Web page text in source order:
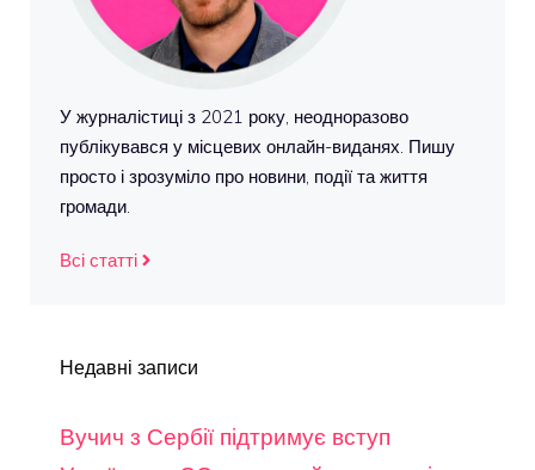
У журналістиці з 2021 року, неодноразово
публікувався у місцевих онлайн-виданях. Пишу
просто і зрозуміло про новини, події та життя
громади.
Всі статті
Недавні записи
Вучич з Сербії підтримує вступ